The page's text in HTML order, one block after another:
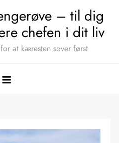
– til dig
chefen i dit liv
at kæresten sover først